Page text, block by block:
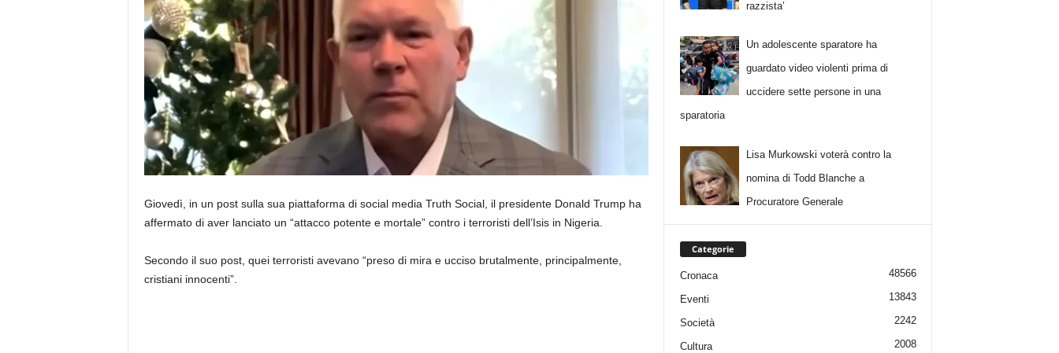
Giovedì, in un post sulla sua piattaforma di social media Truth Social, il presidente Donald Trump ha
affermato di aver lanciato un “attacco potente e mortale” contro i terroristi dell’Isis in Nigeria.
Secondo il suo post, quei terroristi avevano “preso di mira e ucciso brutalmente, principalmente,
cristiani innocenti”.
razzista’
Un adolescente sparatore ha
guardato video violenti prima di
uccidere sette persone in una
sparatoria
Lisa Murkowski voterà contro la
nomina di Todd Blanche a
Procuratore Generale
Categorie
Cronaca 48566
Eventi 13843
Società 2242
Cultura 2008